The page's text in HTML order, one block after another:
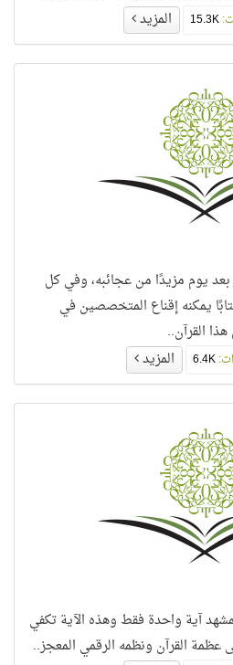
15.3K المزيد
بعد يوم مزيدًا من عجائبه، وفي كل
يمكنه إقناع المتخصصين في
القرآن..
المزيد
آية واحدة فقط وهذه الآية تكفي
عظمة القرآن ونظمه الرقمي المعجز..